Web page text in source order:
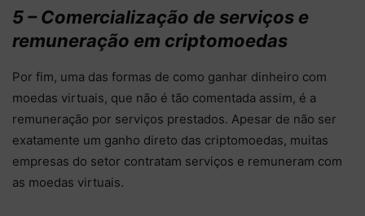
5 – Comercialização de serviços e
remuneração em criptomoedas
Por fim, uma das formas de como ganhar dinheiro com
moedas virtuais, que não é tão comentada assim, é a
remuneração por serviços prestados. Apesar de não ser
exatamente um ganho direto das criptomoedas, muitas
empresas do setor contratam serviços e remuneram com
as moedas virtuais.